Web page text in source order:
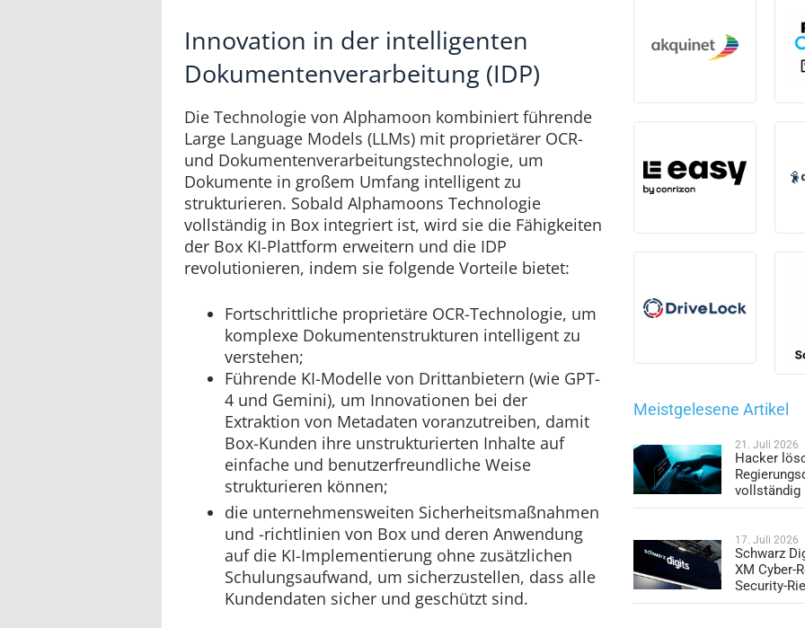
Innovation in der intelligenten
Dokumentenverarbeitung (IDP)
Die Technologie von Alphamoon kombiniert führende
Large Language Models (LLMs) mit proprietärer OCR-
und Dokumentenverarbeitungstechnologie, um
Dokumente in großem Umfang intelligent zu
strukturieren. Sobald Alphamoons Technologie
vollständig in Box integriert ist, wird sie die Fähigkeiten
der Box KI-Plattform erweitern und die IDP
revolutionieren, indem sie folgende Vorteile bietet:
Fortschrittliche proprietäre OCR-Technologie, um
komplexe Dokumentenstrukturen intelligent zu
verstehen;
Führende KI-Modelle von Drittanbietern (wie GPT-
4 und Gemini), um Innovationen bei der
Extraktion von Metadaten voranzutreiben, damit
Box-Kunden ihre unstrukturierten Inhalte auf
einfache und benutzerfreundliche Weise
strukturieren können;
die unternehmensweiten Sicherheitsmaßnahmen
und -richtlinien von Box und deren Anwendung
auf die KI-Implementierung ohne zusätzlichen
Schulungsaufwand, um sicherzustellen, dass alle
Kundendaten sicher und geschützt sind.
Meistgelesene Artikel
21. Juli 2026
Hacker
vollständig
17. Juli 2026
Schwarz
XM Cyber-
Security-